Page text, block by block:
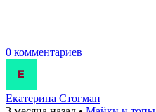
0 комментариев
Екатерина Стогман